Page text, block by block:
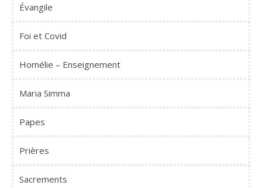
Évangile
Foi et Covid
Homélie – Enseignement
Maria Simma
Papes
Prières
Sacrements